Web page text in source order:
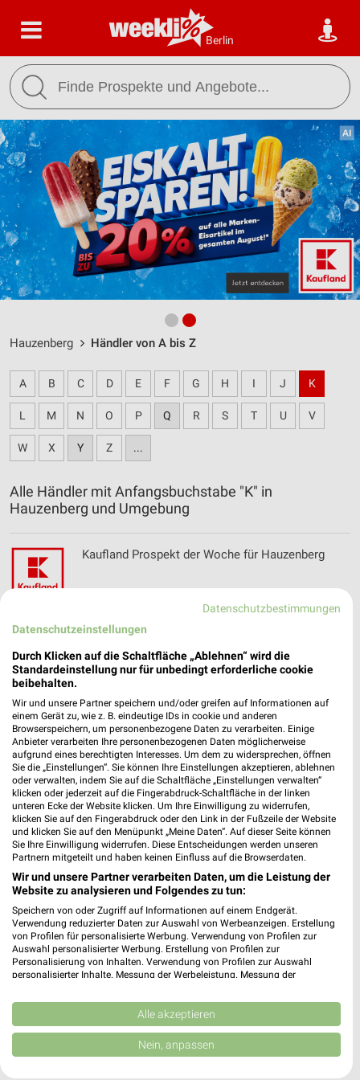
Berlin
Hauzenberg Händler von A bis Z
A B C D E F G H I J K
L M N O P Q R S T U V
W X Y Z ...
Alle Händler mit Anfangsbuchstabe "K" in
Hauzenberg und Umgebung
Kaufland Prospekt der Woche für Hauzenberg
Kik Online Prospekt für Hauzenberg Innenstadt
Noch mehr Angebote in
der weekli App!
Jetzt kostenlos laden
Prospekte App für iOS
Kostenlos im App Store erhältlich
Datenschutzbestimmungen
Datenschutzeinstellungen
Durch Klicken auf die Schaltfläche „Ablehnen“ wird die
Standardeinstellung nur für unbedingt erforderliche cookie
beibehalten.
Wir und unsere Partner speichern und/oder greifen auf Informationen auf
einem Gerät zu, wie z. B. eindeutige IDs in cookie und anderen
Browserspeichern, um personenbezogene Daten zu verarbeiten. Einige
Anbieter verarbeiten Ihre personenbezogenen Daten möglicherweise
aufgrund eines berechtigten Interesses. Um dem zu widersprechen, öffnen
Sie die „Einstellungen“. Sie können Ihre Einstellungen akzeptieren, ablehnen
oder verwalten, indem Sie auf die Schaltfläche „Einstellungen verwalten“
klicken oder jederzeit auf die Fingerabdruck-Schaltfläche in der linken
unteren Ecke der Website klicken. Um Ihre Einwilligung zu widerrufen,
klicken Sie auf den Fingerabdruck oder den Link in der Fußzeile der Website
und klicken Sie auf den Menüpunkt „Meine Daten“. Auf dieser Seite können
Sie Ihre Einwilligung widerrufen. Diese Entscheidungen werden unseren
Partnern mitgeteilt und haben keinen Einfluss auf die Browserdaten.
Wir und unsere Partner verarbeiten Daten, um die Leistung der
Website zu analysieren und Folgendes zu tun:
Speichern von oder Zugriff auf Informationen auf einem Endgerät.
Verwendung reduzierter Daten zur Auswahl von Werbeanzeigen. Erstellung
von Profilen für personalisierte Werbung. Verwendung von Profilen zur
Auswahl personalisierter Werbung. Erstellung von Profilen zur
Personalisierung von Inhalten. Verwendung von Profilen zur Auswahl
personalisierter Inhalte. Messung der Werbeleistung. Messung der
Kombinationen von Daten aus verschiedenen Quellen. Entwicklung und
Verbesserung der Angebote. Verwendung reduzierter Daten zur Auswahl
von Inhalten.
Daten können außerhalb der Europäischen Union weitergegeben und in die
USA gesendet werden.
Alle akzeptieren
Nein, anpassen